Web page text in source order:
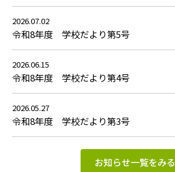
2026.07.02
令和8年度 学校だより第5号
2026.06.15
令和8年度 学校だより第4号
2026.05.27
令和8年度 学校だより第3号
お知らせ一覧をみる